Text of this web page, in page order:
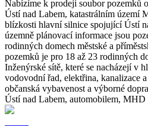
Nabízíme k prodeji soubor pozemků
Ústí nad Labem, katastrálním území
blízkosti hlavní silnice spojující Ústí
územně plánovací informace jsou
rodinných domech městské a
pozemků je pro 18 až 23 rodinných
Inženýrské sítě, které se nacházejí v
vodovodní řad, elektřina, kanalizace
občanská vybavenost a výborné
Ústí nad Labem, automobilem, MHD